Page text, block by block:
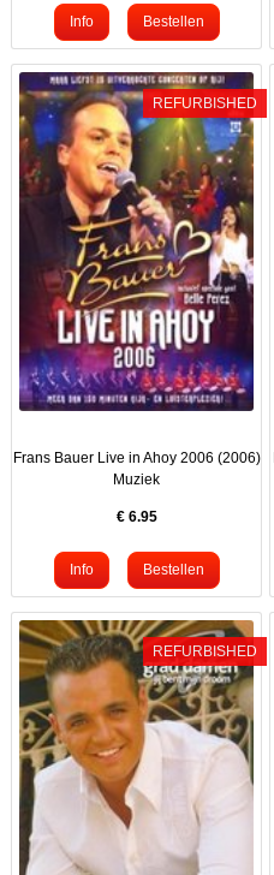
REFURBISHED
Frans Bauer Live in Ahoy 2006 (2006)
Muziek
€ 6.95
REFURBISHED